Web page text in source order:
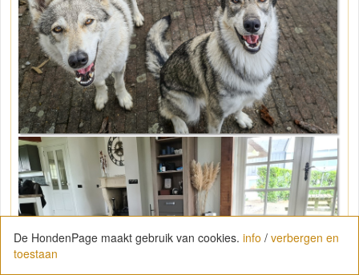
De HondenPage maakt gebruik van cookies. info / verbergen en
toestaan